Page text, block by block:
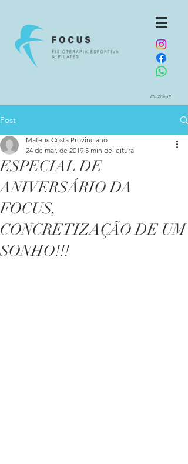
RE:12796-SP
Post
ESPECIAL DE
ANIVERSÁRIO DA
FOCUS,
CONCRETIZAÇÃO DE UM
SONHO!!!
Mateus Costa Provinciano
24 de mar. de 2019 5 min de leitura